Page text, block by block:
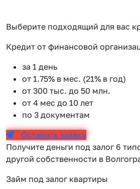
Выберите подходящий для вас
Кредит от финансовой
за 1 день
от 1.75% в мес. (21% в год)
от 300 тыс. до 50 млн.
от 4 мес до 10 лет
по 3 документам
Оставить заявку
Получите деньги под залог 6
другой собственности в
Займ под залог квартиры